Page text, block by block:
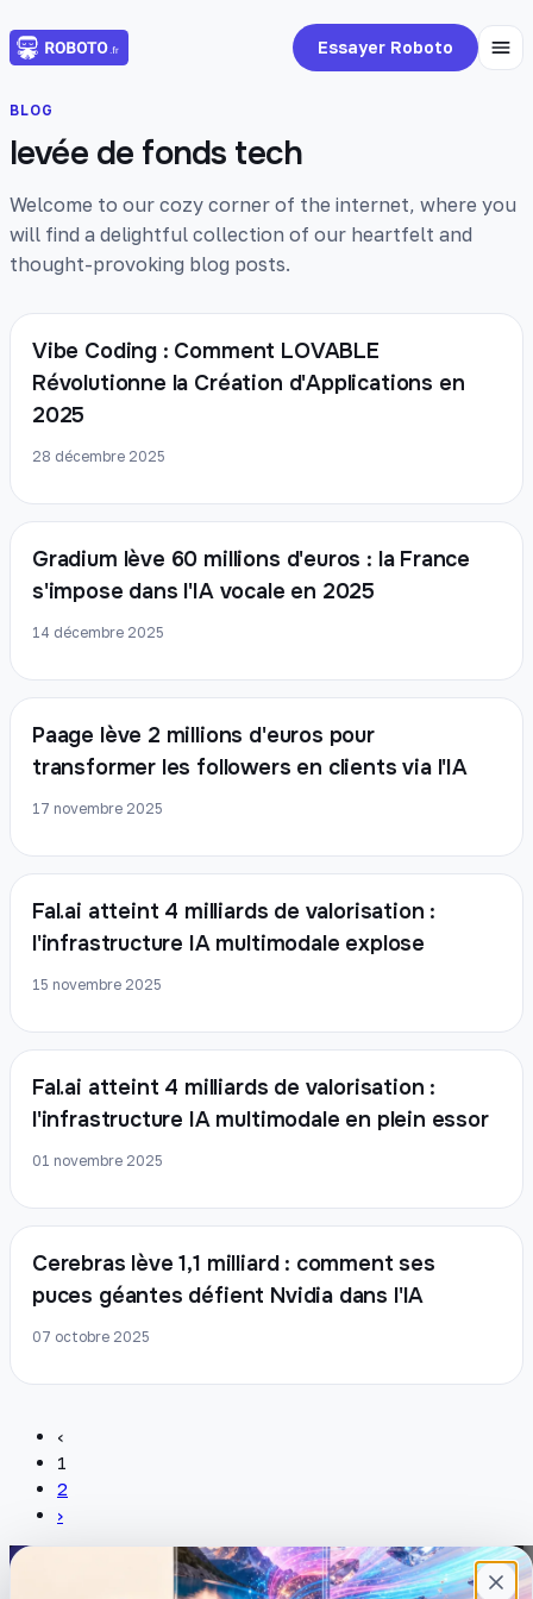
Essayer Roboto
BLOG
levée de fonds tech
Welcome to our cozy corner of the internet, where you
will find a delightful collection of our heartfelt and
thought-provoking blog posts.
Vibe Coding : Comment LOVABLE
Révolutionne la Création d'Applications en
2025
28 décembre 2025
Gradium lève 60 millions d'euros : la France
s'impose dans l'IA vocale en 2025
14 décembre 2025
Paage lève 2 millions d'euros pour
transformer les followers en clients via l'IA
17 novembre 2025
Fal.ai atteint 4 milliards de valorisation :
l'infrastructure IA multimodale explose
15 novembre 2025
Fal.ai atteint 4 milliards de valorisation :
l'infrastructure IA multimodale en plein essor
01 novembre 2025
Cerebras lève 1,1 milliard : comment ses
puces géantes défient Nvidia dans l'IA
07 octobre 2025
‹
1
2
›